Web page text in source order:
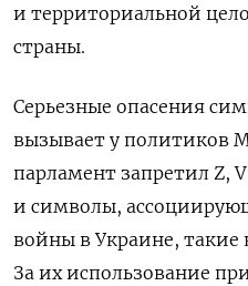
и территориальной
страны.
Серьезные опасения
вызывает у политиков
парламент запретил Z,
и символы,
войны в Украине, такие
За их использование